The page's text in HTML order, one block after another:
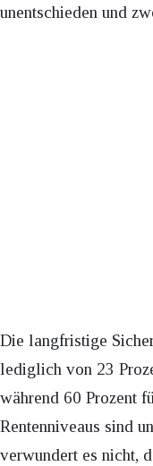
unentschieden und
Die langfristige
lediglich von 23
während 60 Prozent
Rentenniveaus sind
verwundert es nicht,